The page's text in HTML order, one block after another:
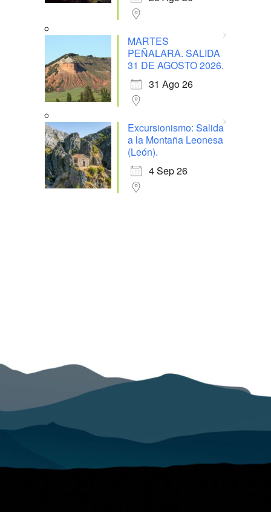
MARTES
PEÑALARA. SALIDA
31 DE AGOSTO 2026.
31 Ago 26
Excursionismo: Salida
a la Montaña Leonesa
(León).
4 Sep 26